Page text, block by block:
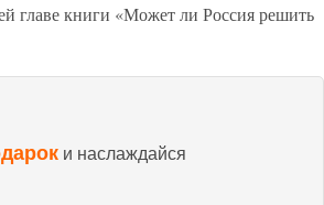
главе книги «Может ли Россия решить
и наслаждайся